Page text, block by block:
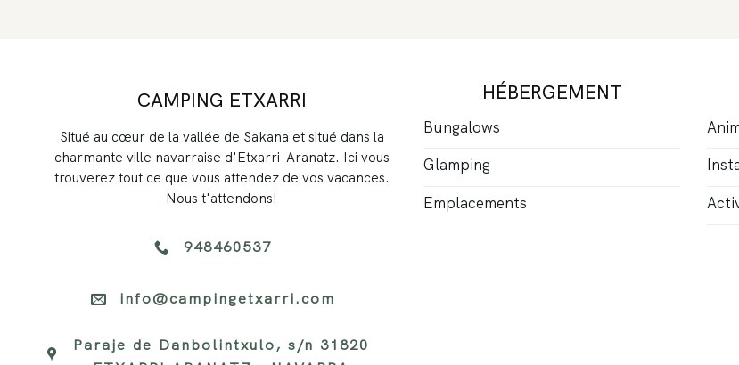
CAMPING ETXARRI
Situé au cœur de la vallée de Sakana et situé dans la
charmante ville navarraise d'Etxarri-Aranatz. Ici vous
trouverez tout ce que vous attendez de vos vacances.
Nous t'attendons!
948460537
info@campingetxarri.com
Paraje de Danbolintxulo, s/n 31820
HÉBERGEMENT
Bungalows
Glamping
Emplacements